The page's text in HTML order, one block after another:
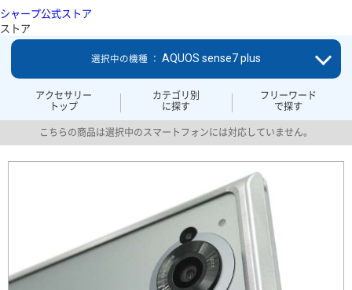
シャープ公式ストア
ストア
アクセサリー
トップ
カテゴリ別
に探す
フリーワード
で探す
選択中の機種 ： AQUOS sense7 plus
こちらの商品は選択中のスマートフォンには対応していません。